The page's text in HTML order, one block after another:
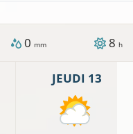
0 mm 8 h
JEUDI 13